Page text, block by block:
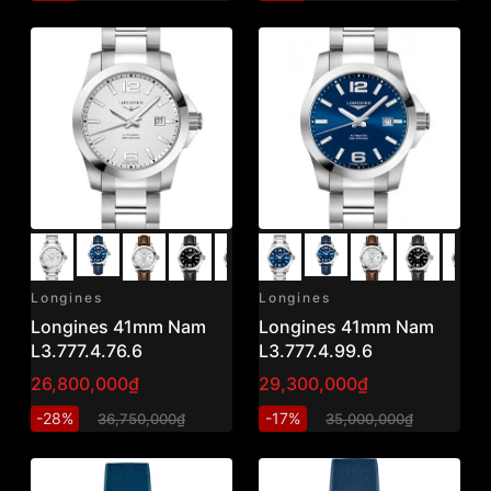
Longines
Longines 41mm Nam
L3.777.4.76.6
26,800,000₫
-28% 36,750,000₫
Longines
Longines 41mm Nam
L3.777.4.99.6
29,300,000₫
-17% 35,000,000₫